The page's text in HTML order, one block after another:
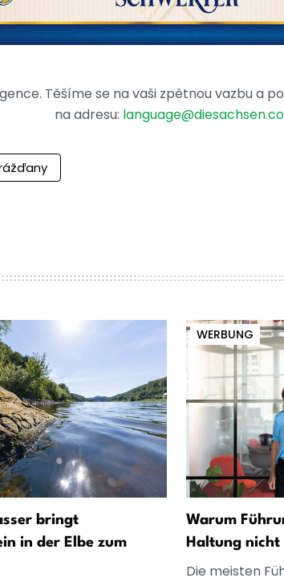
Těšíme se na vaši zpětnou vazbu a
na adresu:
bringt
in der Elbe zum
WERBUNG
Warum
Haltung nicht
Die meisten